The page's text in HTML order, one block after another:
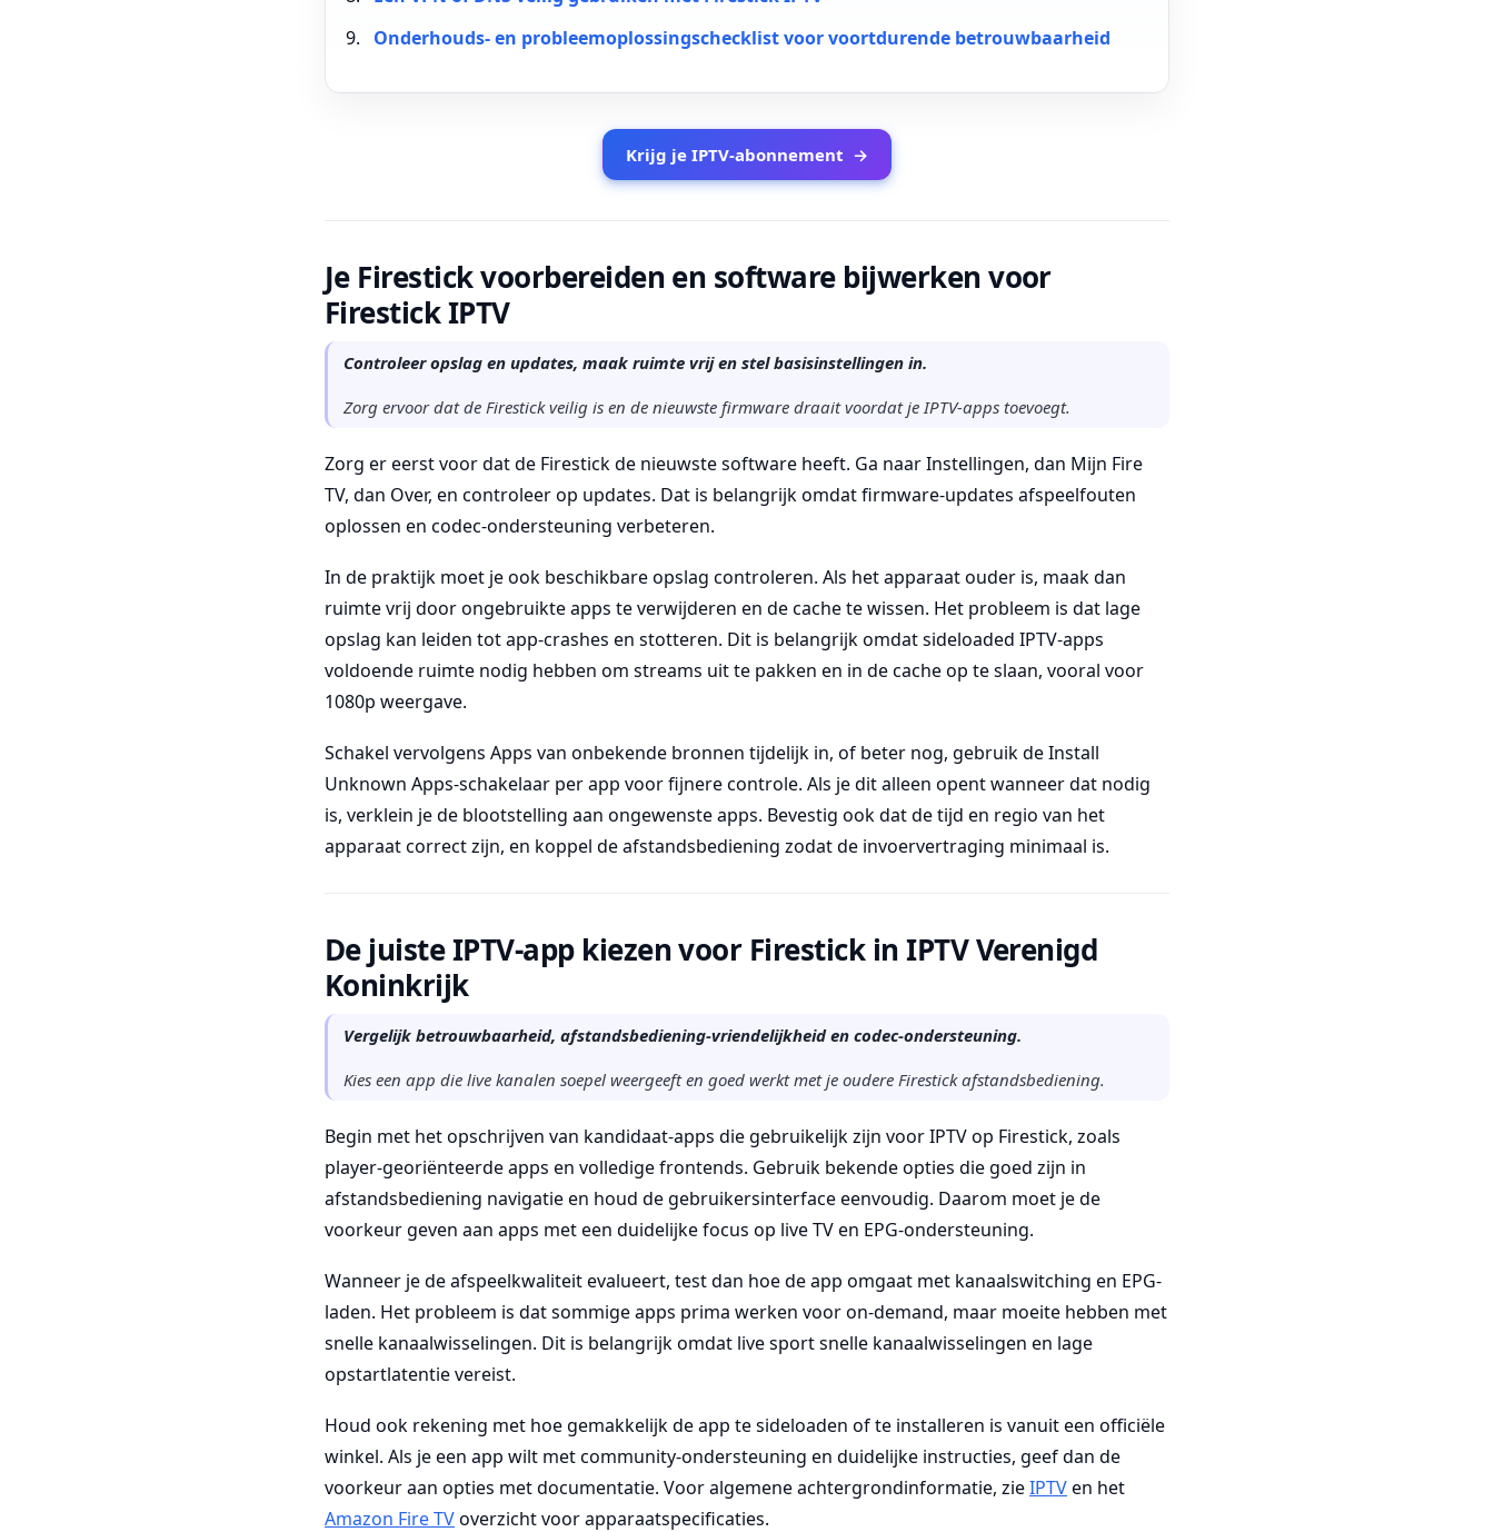
Onderhouds- en probleemoplossingschecklist voor voortdurende betrouwbaarheid
Krijg je IPTV-abonnement →
Je Firestick voorbereiden en software bijwerken voor
Firestick IPTV
Controleer opslag en updates, maak ruimte vrij en stel basisinstellingen in.
Zorg ervoor dat de Firestick veilig is en de nieuwste firmware draait voordat je IPTV-apps toevoegt.
Zorg er eerst voor dat de Firestick de nieuwste software heeft. Ga naar Instellingen, dan Mijn Fire
TV, dan Over, en controleer op updates. Dat is belangrijk omdat firmware-updates afspeelfouten
oplossen en codec-ondersteuning verbeteren.
In de praktijk moet je ook beschikbare opslag controleren. Als het apparaat ouder is, maak dan
ruimte vrij door ongebruikte apps te verwijderen en de cache te wissen. Het probleem is dat lage
opslag kan leiden tot app-crashes en stotteren. Dit is belangrijk omdat sideloaded IPTV-apps
voldoende ruimte nodig hebben om streams uit te pakken en in de cache op te slaan, vooral voor
1080p weergave.
Schakel vervolgens Apps van onbekende bronnen tijdelijk in, of beter nog, gebruik de Install
Unknown Apps-schakelaar per app voor fijnere controle. Als je dit alleen opent wanneer dat nodig
is, verklein je de blootstelling aan ongewenste apps. Bevestig ook dat de tijd en regio van het
apparaat correct zijn, en koppel de afstandsbediening zodat de invoervertraging minimaal is.
De juiste IPTV-app kiezen voor Firestick in IPTV Verenigd
Koninkrijk
Vergelijk betrouwbaarheid, afstandsbediening-vriendelijkheid en codec-ondersteuning.
Kies een app die live kanalen soepel weergeeft en goed werkt met je oudere Firestick afstandsbediening.
Begin met het opschrijven van kandidaat-apps die gebruikelijk zijn voor IPTV op Firestick, zoals
player-georiënteerde apps en volledige frontends. Gebruik bekende opties die goed zijn in
afstandsbediening navigatie en houd de gebruikersinterface eenvoudig. Daarom moet je de
voorkeur geven aan apps met een duidelijke focus op live TV en EPG-ondersteuning.
Wanneer je de afspeelkwaliteit evalueert, test dan hoe de app omgaat met kanaalswitching en EPG-
laden. Het probleem is dat sommige apps prima werken voor on-demand, maar moeite hebben met
snelle kanaalwisselingen. Dit is belangrijk omdat live sport snelle kanaalwisselingen en lage
opstartlatentie vereist.
Houd ook rekening met hoe gemakkelijk de app te sideloaden of te installeren is vanuit een officiële
winkel. Als je een app wilt met community-ondersteuning en duidelijke instructies, geef dan de
voorkeur aan opties met documentatie. Voor algemene achtergrondinformatie, zieIPTVen het
Amazon Fire TVoverzicht voor apparaatspecificaties.